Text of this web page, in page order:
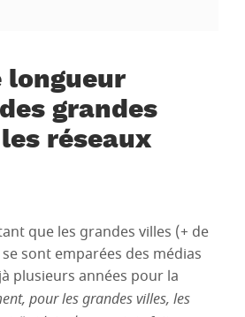
longueur
grandes
réseaux
que les grandes villes (+ de
sont emparées des médias
plusieurs années pour la
pour les grandes villes, les